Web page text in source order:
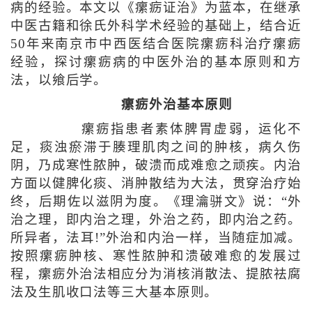
病的经验。本文以《瘰疬证治》为蓝本，在继承
中医古籍和徐氏外科学术经验的基础上，结合近
50年来南京市中西医结合医院瘰疬科治疗瘰疬
经验，探讨瘰疬病的中医外治的基本原则和方
法，以飨后学。
瘰疬外治基本原则
瘰疬指患者素体脾胃虚弱，运化不
足，痰浊瘀滞于腠理肌肉之间的肿核，病久伤
阴，乃成寒性脓肿，破溃而成难愈之顽疾。内治
方面以健脾化痰、消肿散结为大法，贯穿治疗始
终，后期佐以滋阴为度。《理瀹骈文》说：“外
治之理，即内治之理，外治之药，即内治之药。
所异者，法耳!”外治和内治一样，当随症加减。
按照瘰疬肿核、寒性脓肿和溃破难愈的发展过
程，瘰疬外治法相应分为消核消散法、提脓祛腐
法及生肌收口法等三大基本原则。